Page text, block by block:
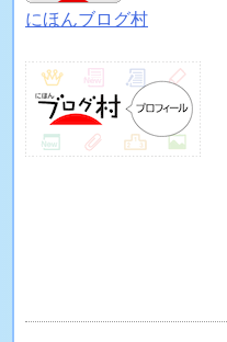
にほんブログ村